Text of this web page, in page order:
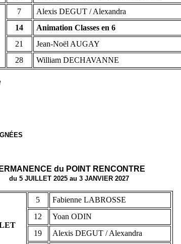
7
Alexis DEGUT / Alexandra
14
Animation Classes en 6
21
Jean-Noël AUGAY
28
William DECHAVANNE
du POINT RENCONTRE
du 5 JUILLET 2025 au 3 JANVIER 2027
5
Fabienne LABROSSE
12
Yoan ODIN
19
Alexis DEGUT / Alexandra